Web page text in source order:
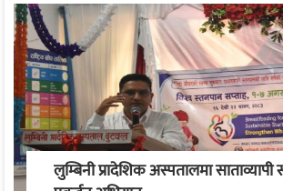
लुम्बिनी प्रादेशिक अस्पतालमा साताव्यापी